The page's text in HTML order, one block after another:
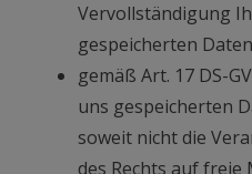
Vervollständigung
gespeicherten
gemäß Art. 17 DS-
uns gespeicherten
soweit nicht die
des Rechts auf